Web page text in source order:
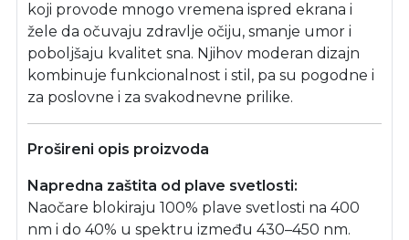
koji provode mnogo vremena ispred ekrana i
žele da očuvaju zdravlje očiju, smanje umor i
poboljšaju kvalitet sna. Njihov moderan dizajn
kombinuje funkcionalnost i stil, pa su pogodne i
za poslovne i za svakodnevne prilike.
Prošireni opis proizvoda
Napredna zaštita od plave svetlosti:
Naočare blokiraju 100% plave svetlosti na 400
nm i do 40% u spektru između 430–450 nm.